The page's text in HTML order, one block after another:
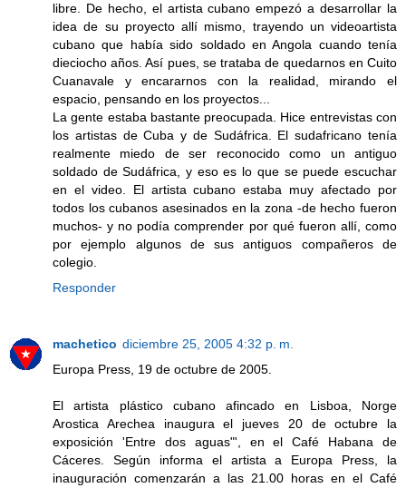
libre. De hecho, el artista cubano empezó a desarrollar la
idea de su proyecto allí mismo, trayendo un videoartista
cubano que había sido soldado en Angola cuando tenía
dieciocho años. Así pues, se trataba de quedarnos en Cuito
Cuanavale y encararnos con la realidad, mirando el
espacio, pensando en los proyectos...
La gente estaba bastante preocupada. Hice entrevistas con
los artistas de Cuba y de Sudáfrica. El sudafricano tenía
realmente miedo de ser reconocido como un antiguo
soldado de Sudáfrica, y eso es lo que se puede escuchar
en el video. El artista cubano estaba muy afectado por
todos los cubanos asesinados en la zona -de hecho fueron
muchos- y no podía comprender por qué fueron allí, como
por ejemplo algunos de sus antiguos compañeros de
colegio.
Responder
machetico diciembre 25, 2005 4:32 p. m.
Europa Press, 19 de octubre de 2005.
El artista plástico cubano afincado en Lisboa, Norge
Arostica Arechea inaugura el jueves 20 de octubre la
exposición 'Entre dos aguas"', en el Café Habana de
Cáceres. Según informa el artista a Europa Press, la
inauguración comenzarán a las 21.00 horas en el Café